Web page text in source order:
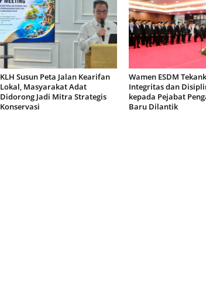
KLH Susun Peta Jalan Kearifan
Lokal, Masyarakat Adat
Didorong Jadi Mitra Strategis
Konservasi
Wamen ESDM
Integritas dan
kepada Pejabat
Baru Dilantik